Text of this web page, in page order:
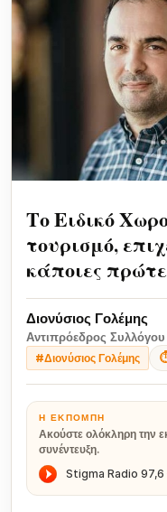
Το Ειδικό
τουρισμό,
κάποιες
Διονύσιος Γολέμης
Αντιπρόεδρος
#Διονύσιος Γολέμης
Η ΕΚΠΟΜΠΉ
Ακούστε ολόκληρη την
συνέντευξη.